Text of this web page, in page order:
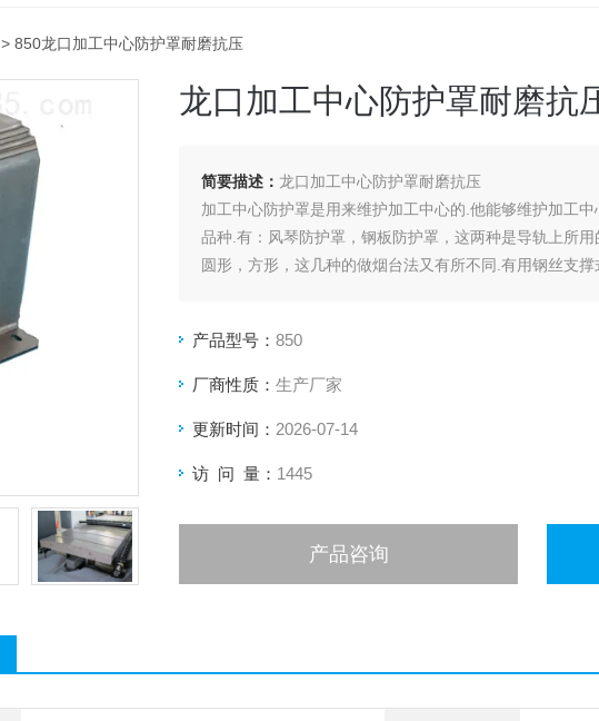
> 850龙口加工中心防护罩耐磨抗压
龙口加工中心防护罩耐磨抗
简要描述： 龙口加工中心防护罩耐磨抗压
加工中心防护罩是用来维护加工中心的.他能够维护加工
品种.有：风琴防护罩，钢板防护罩，这两种是导轨上所
圆形，方形，这几种的做烟台法又有所不同.有用钢丝支
产品型号： 850
厂商性质： 生产厂家
更新时间： 2026-07-14
访 问 量： 1445
产品咨询